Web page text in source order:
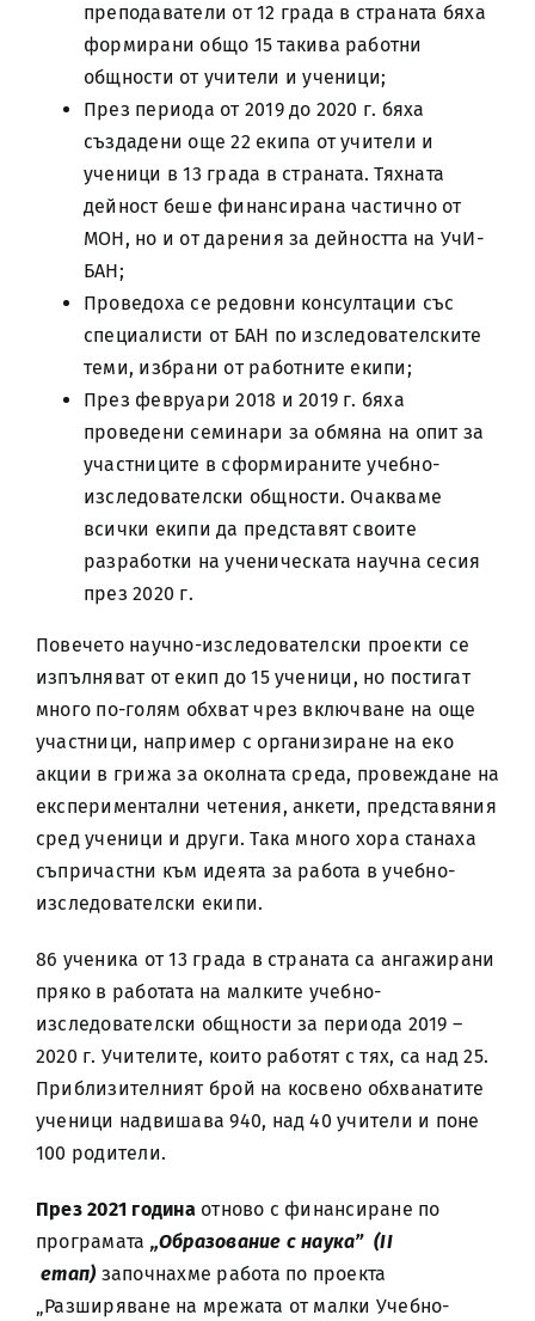
преподаватели от 12 града в страната бяха
формирани общо 15 такива работни
общности от учители и ученици;
През периода от 2019 до 2020 г. бяха
създадени още 22 екипа от учители и
ученици в 13 града в страната. Тяхната
дейност беше финансирана частично от
МОН, но и от дарения за дейността на УчИ-
БАН;
Проведоха се редовни консултации със
специалисти от БАН по изследователските
теми, избрани от работните екипи;
През февруари 2018 и 2019 г. бяха
проведени семинари за обмяна на опит за
участниците в сформираните учебно-
изследователски общности. Очакваме
всички екипи да представят своите
разработки на ученическата научна сесия
през 2020 г.
Повечето научно-изследователски проекти се
изпълняват от екип до 15 ученици, но постигат
много по-голям обхват чрез включване на още
участници, например с организиране на еко
акции в грижа за околната среда, провеждане на
експериментални четения, анкети, представяния
сред ученици и други. Така много хора станаха
съпричастни към идеята за работа в учебно-
изследователски екипи.
86 ученика от 13 града в страната са ангажирани
пряко в работата на малките учебно-
изследователски общности за периода 2019 –
2020 г. Учителите, които работят с тях, са над 25.
Приблизителният брой на косвено обхванатите
ученици надвишава 940, над 40 учители и поне
100 родители.
През 2021 годинаотново с финансиране по
програмата „Образование с наука” (II
етап) започнахме работа по проекта
„Разширяване на мрежата от малки Учебно-